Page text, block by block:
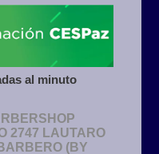
al minuto
2747 LAUTARO
(BY